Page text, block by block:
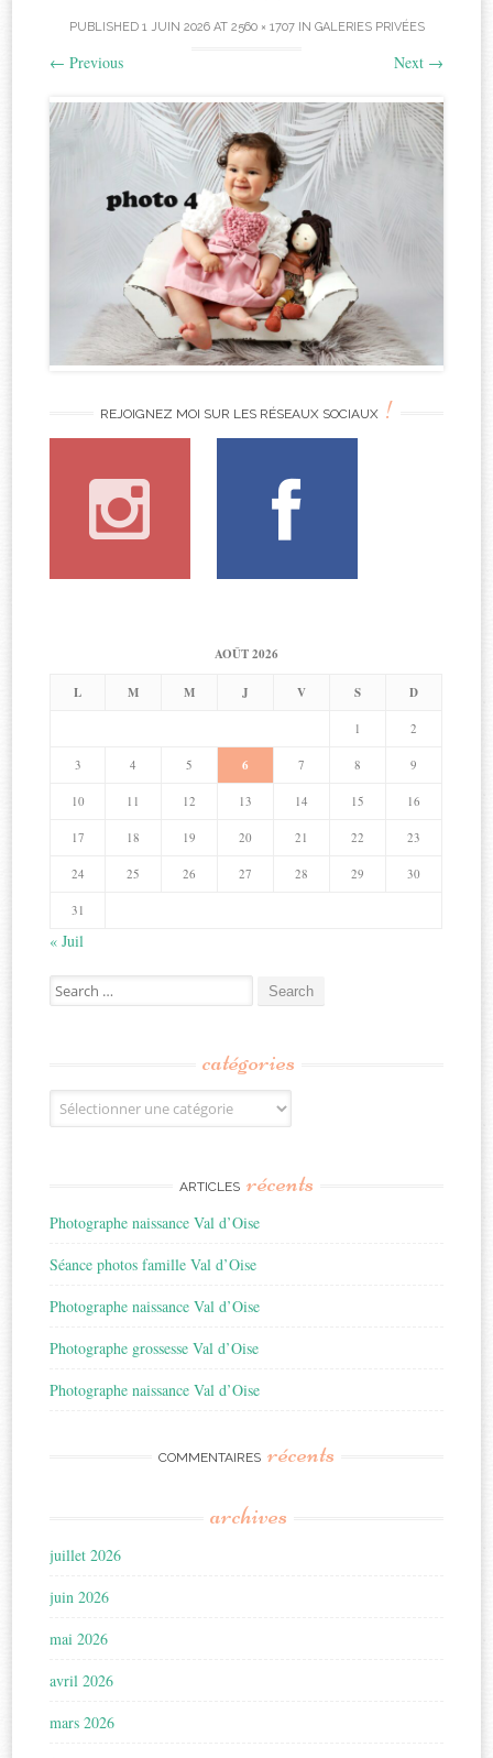
PUBLISHED 1 JUIN 2026AT 2560 × 1707IN GALERIES PRIVÉES
← Previous Next →
REJOIGNEZ MOI SUR LES RÉSEAUX SOCIAUX !
AOÛT 2026
L M M J V S D
1 2
3 4 5 6 7 8 9
10 11 12 13 14 15 16
17 18 19 20 21 22 23
24 25 26 27 28 29 30
31
« Juil
Search
for:
catégories
Catégories
ARTICLES récents
Photographe naissance Val d’Oise
Séance photos famille Val d’Oise
Photographe naissance Val d’Oise
Photographe grossesse Val d’Oise
Photographe naissance Val d’Oise
COMMENTAIRES récents
archives
juillet 2026
juin 2026
mai 2026
avril 2026
mars 2026